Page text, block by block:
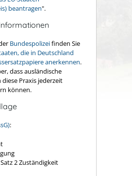
beantragen".
Bundespolizeifinden Sie
die in Deutschland
anerkennen.
dass ausländische
Praxis jederzeit
können.
:
2 Zuständigkeit